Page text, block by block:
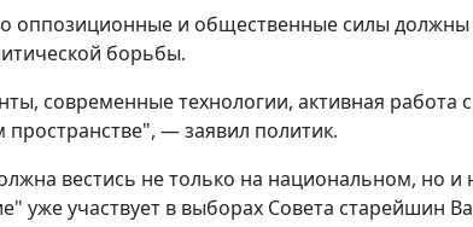
оппозиционные и общественные силы должны
борьбы.
современные технологии, активная работа
пространстве", — заявил политик.
вестись не только на национальном, но и
уже участвует в выборах Совета старейшин